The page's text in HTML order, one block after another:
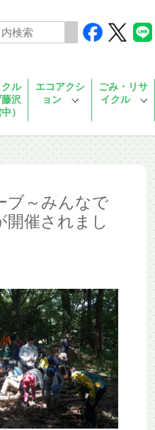
ル
沢
）
エコアクシ
ョン
ごみ・リサ
イクル
ブ～みんなで
催されまし